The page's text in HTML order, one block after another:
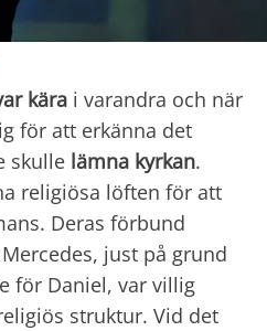
kära i varandra och när
för att erkänna det
skulle lämna kyrkan.
religiösa löften för att
Deras förbund
just på grund
för Daniel, var villig
struktur. Vid det